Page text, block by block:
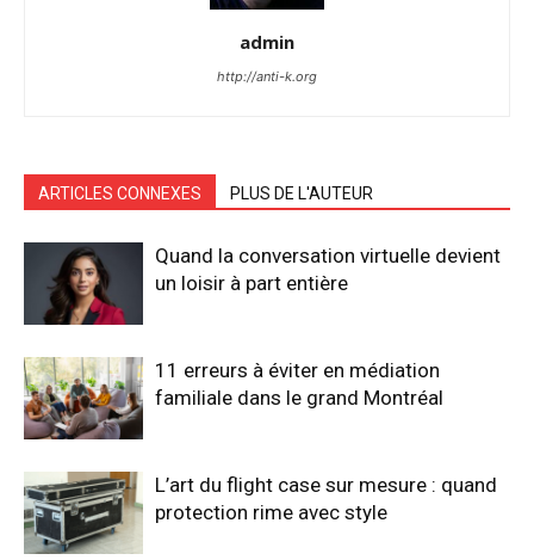
admin
http://anti-k.org
ARTICLES CONNEXES PLUS DE L'AUTEUR
Quand la conversation virtuelle devient
un loisir à part entière
11 erreurs à éviter en médiation
familiale dans le grand Montréal
L’art du flight case sur mesure : quand
protection rime avec style